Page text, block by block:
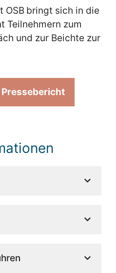
OSB bringt sich in die
Teilnehmern zum
und zur Beichte zur